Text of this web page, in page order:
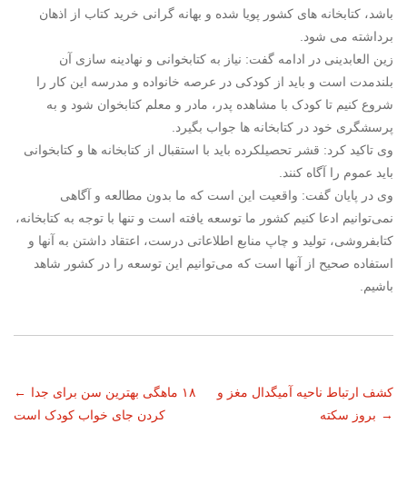
باشد، کتابخانه های کشور پویا شده و بهانه گرانی خرید کتاب از اذهان
برداشته می شود.
زین العابدینی در ادامه گفت: نیاز به کتابخوانی و نهادینه سازی آن
بلندمدت است و باید از کودکی در عرصه خانواده و مدرسه این کار را
شروع کنیم تا کودک با مشاهده پدر، مادر و معلم کتابخوان شود و به
پرسشگری خود در کتابخانه ها جواب بگیرد.
وی تاکید کرد: قشر تحصیلکرده باید با استقبال از کتابخانه ها و کتابخوانی
باید عموم را آگاه کنند.
وی در پایان گفت: واقعیت این است که ما بدون مطالعه و آگاهی
نمی‌توانیم ادعا کنیم کشور ما توسعه یافته است و تنها با توجه به کتابخانه،
کتابفروشی، تولید و چاپ منابع اطلاعاتی درست، اعتقاد داشتن به آنها و
استفاده صحیح از آنها است که می‌توانیم این توسعه را در کشور شاهد
باشیم.
ناوبری
نوشته
← ۱۸ ماهگی بهترین سن برای جدا
کردن جای خواب کودک است
کشف ارتباط ناحیه آمیگدال مغز و
بروز سکته →